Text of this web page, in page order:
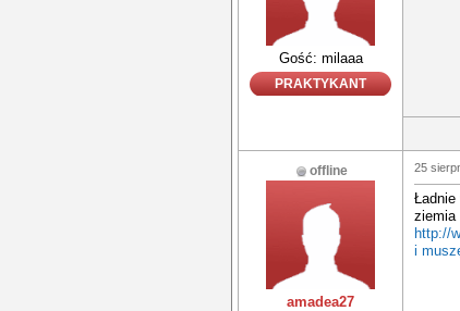
Gość: milaaa
PRAKTYKANT
offline
amadea27
25
Ładnie
ziemia
http://
i